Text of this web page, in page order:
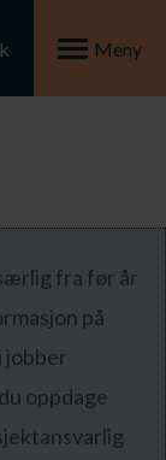
Meny
fra før år
på
jobber
oppdage